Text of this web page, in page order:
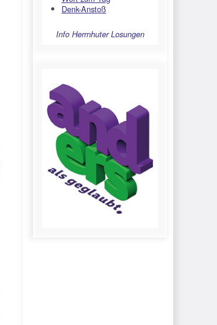
Denk-Anstoß
Info Herrnhuter Losungen